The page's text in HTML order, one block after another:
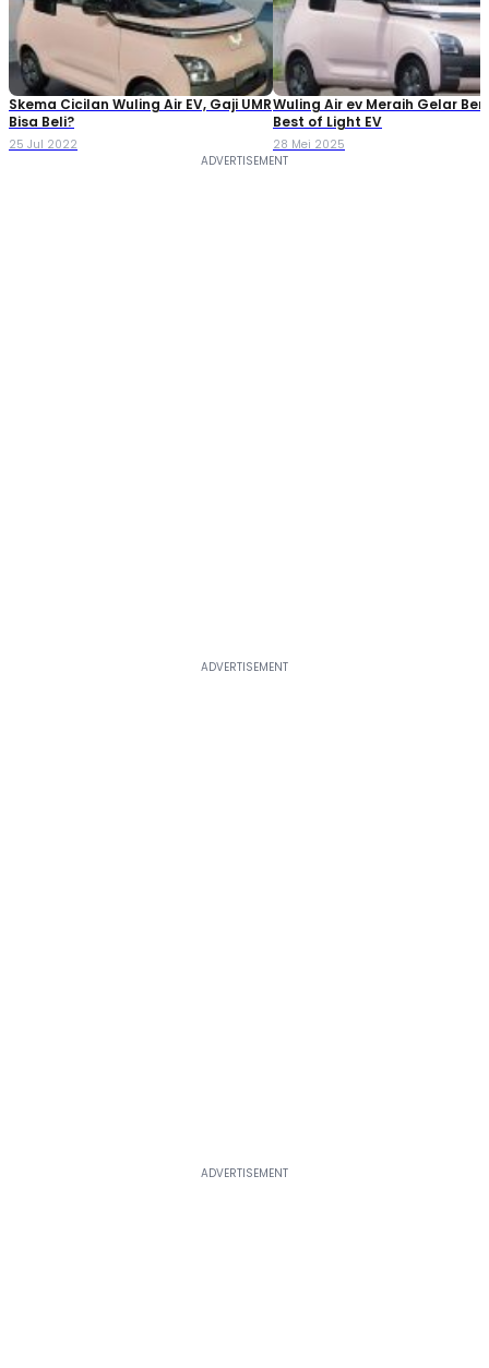
Skema Cicilan Wuling Air EV, Gaji UMR
Bisa Beli?
25 Jul 2022
Wuling Air ev Meraih Gelar
Best of Light EV
28 Mei 2025